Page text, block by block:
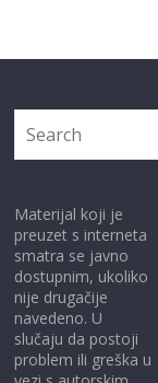
Materijal koji je
preuzet s interneta
smatra se javno
dostupnim, ukoliko
nije drugačije
navedeno. U
slučaju da postoji
problem ili greška u